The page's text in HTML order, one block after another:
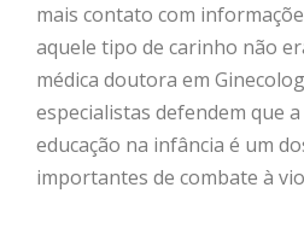
mais contato com
aquele tipo de carinho não
médica doutora em
especialistas defendem que
educação na infância é um
importantes de combate à